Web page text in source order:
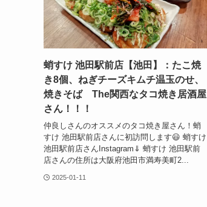
蛸すけ 池田駅前店【池田】：たこ焼
き8個、ねぎチーズキムチ温玉のせ、
焼きそば The関西なタコ焼き居酒屋
さん！！！
仲良しさんのオススメのタコ焼き屋さん！蛸
すけ 池田駅前店さんに初訪問します😃 蛸すけ
池田駅前店さんInstagram⇓ 蛸すけ 池田駅前
店さんの住所は大阪府池田市満寿美町2...
2025-01-11